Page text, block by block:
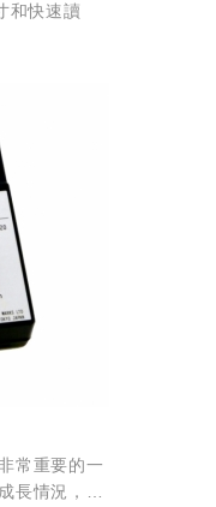
和快速讀
功能。...
常重要的一
長情況，如